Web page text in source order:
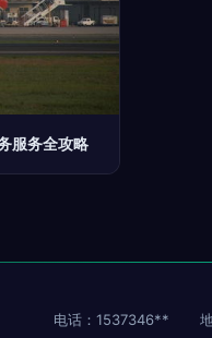
服务全攻略
电话：1537346**